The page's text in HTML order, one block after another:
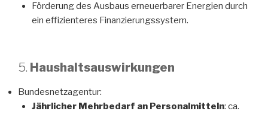
Förderung des Ausbaus erneuerbarer Energien durch
ein effizienteres Finanzierungssystem.
5. Haushaltsauswirkungen
Bundesnetzagentur:
Jährlicher Mehrbedarf an Personalmitteln: ca.